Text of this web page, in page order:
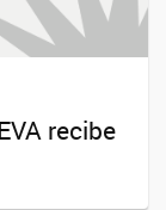
recibe